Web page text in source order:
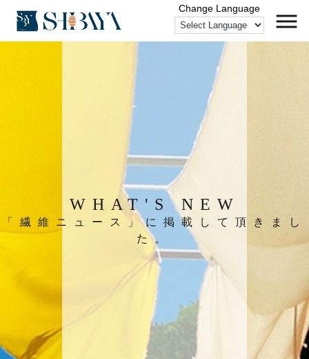
WHAT'S NEW
「繊維ニュース」に掲載して頂きまし
た。